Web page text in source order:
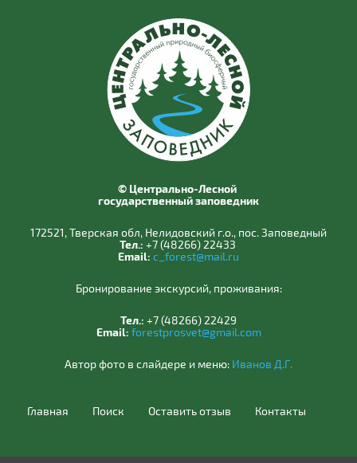
© Центрально-Лесной
государственный заповедник
172521, Тверская обл, Нелидовский г.о., пос. Заповедный
Тел.: +7 (48266) 22433
Email: c_forest@mail.ru
Бронирование экскурсий, проживания:
Тел.: +7 (48266) 22429
Email: forestprosvet@gmail.com
Автор фото в слайдере и меню: Иванов Д.Г.
Главная Поиск Оставить отзыв Контакты